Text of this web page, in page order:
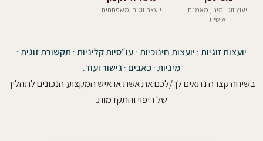
יעוץ זוגי ומיני, מאמנת
אישית
יועצת זוגית ומשפחתית
יועצות זוגיות · יועצות חינוכיות · עו״סיות קליניות · תקשורת זוגית ·
מיניות · כאבים · גישור ועוד.
בשיחה קצרה נתאים לך/לכם את אשת או איש המקצוע הנכונים לתהליך
של ריפוי והתקדמות.